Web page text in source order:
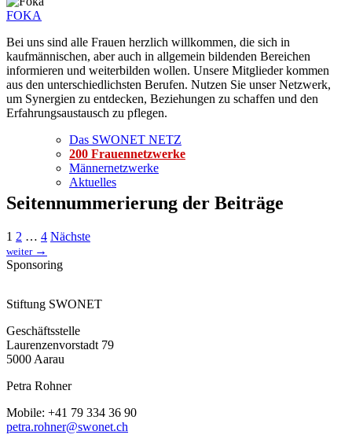
FOKA
Bei uns sind alle Frauen herzlich willkommen, die sich in
kaufmännischen, aber auch in allgemein bildenden Bereichen
informieren und weiterbilden wollen. Unsere Mitglieder kommen
aus den unterschiedlichsten Berufen. Nutzen Sie unser Netzwerk,
um Synergien zu entdecken, Beziehungen zu schaffen und den
Erfahrungsaustausch zu pflegen.
Das SWONET NETZ
200 Frauen­netzwerke
Männernetzwerke
Aktuelles
Seitennummerierung der Beiträge
1 2 … 4 Nächste
weiter →
Sponsoring
Stiftung SWONET
Geschäftsstelle
Laurenzenvorstadt 79
5000 Aarau
Petra Rohner
Mobile: +41 79 334 36 90
petra.rohner@swonet.ch